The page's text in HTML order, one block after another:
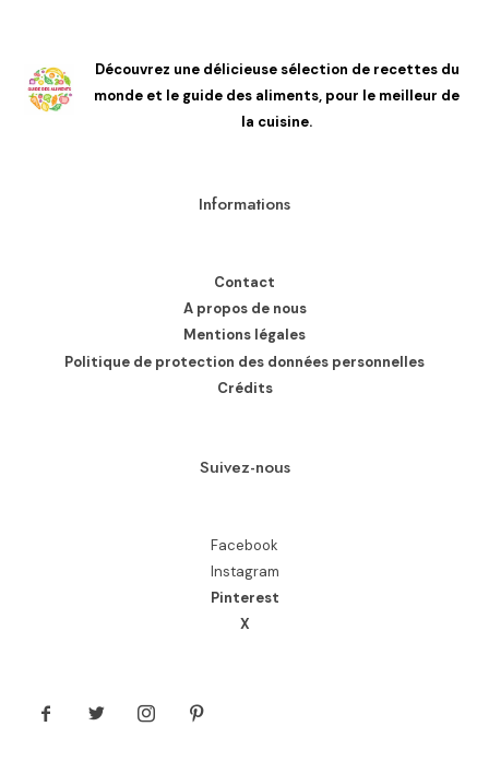
Découvrez une délicieuse sélection de recettes du
monde et le guide des aliments, pour le meilleur de
la cuisine.
Informations
Contact
A propos de nous
Mentions légales
Politique de protection des données personnelles
Crédits
Suivez-nous
Facebook
Instagram
Pinterest
X